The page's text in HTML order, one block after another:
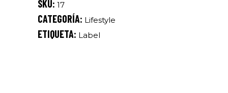
SKU: 17
CATEGORÍA: Lifestyle
ETIQUETA: Label